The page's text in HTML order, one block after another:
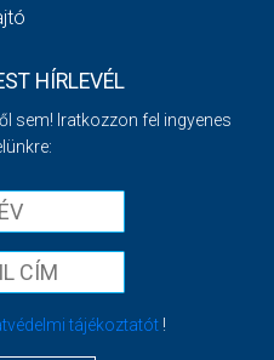
HÍRLEVÉL
sem! Iratkozzon fel ingyenes
tájékoztatót!